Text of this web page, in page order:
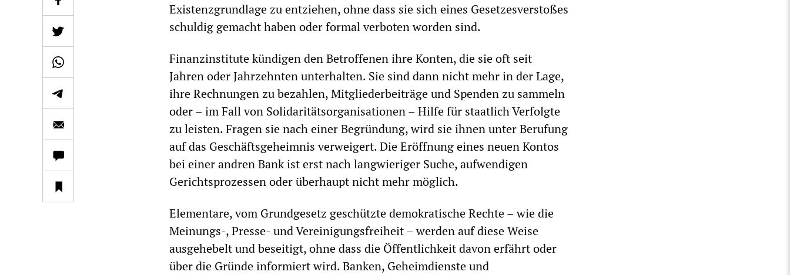
Existenzgrundlage zu entziehen, ohne dass sie sich eines Gesetzesverstoßes
schuldig gemacht haben oder formal verboten worden sind.
Finanzinstitute kündigen den Betroffenen ihre Konten, die sie oft seit
Jahren oder Jahrzehnten unterhalten. Sie sind dann nicht mehr in der Lage,
ihre Rechnungen zu bezahlen, Mitgliederbeiträge und Spenden zu sammeln
oder – im Fall von Solidaritätsorganisationen – Hilfe für staatlich Verfolgte
zu leisten. Fragen sie nach einer Begründung, wird sie ihnen unter Berufung
auf das Geschäftsgeheimnis verweigert. Die Eröffnung eines neuen Kontos
bei einer andren Bank ist erst nach langwieriger Suche, aufwendigen
Gerichtsprozessen oder überhaupt nicht mehr möglich.
Elementare, vom Grundgesetz geschützte demokratische Rechte – wie die
Meinungs-, Presse- und Vereinigungsfreiheit – werden auf diese Weise
ausgehebelt und beseitigt, ohne dass die Öffentlichkeit davon erfährt oder
über die Gründe informiert wird. Banken, Geheimdienste und